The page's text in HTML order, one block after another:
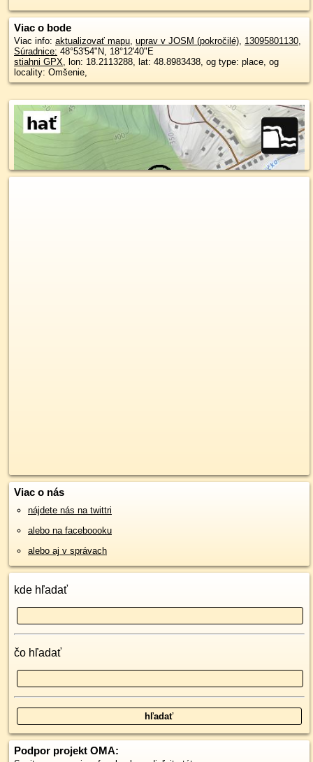
Viac o bode
Viac info: aktualizovať mapu, uprav v JOSM (pokročilé), 13095801130,
Súradnice: 48°53'54"N, 18°12'40"E
stiahni GPX, lon: 18.2113288, lat: 48.8983438, og type: place, og
locality: Omšenie,
Viac o nás
nájdete nás na twittri
alebo na faceboooku
alebo aj v správach
kde hľadať
čo hľadať
Podpor projekt OMA: